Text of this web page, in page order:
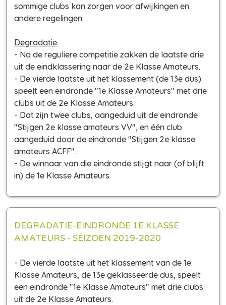
sommige clubs kan zorgen voor afwijkingen en
andere regelingen.
Degradatie.
- Na de reguliere competitie zakken de laatste drie
uit de eindklassering naar de 2e Klasse Amateurs.
- De vierde laatste uit het klassement (de 13e dus)
speelt een eindronde "1e Klasse Amateurs" met drie
clubs uit de 2e Klasse Amateurs.
- Dat zijn twee clubs, aangeduid uit de eindronde
"Stijgen 2e klasse amateurs VV", en één club
aangeduid door de eindronde "Stijgen 2e klasse
amateurs ACFF".
- De winnaar van die eindronde stijgt naar (of blijft
in) de 1e Klasse Amateurs.
DEGRADATIE-EINDRONDE 1E KLASSE
AMATEURS - SEIZOEN 2019-2020
- De vierde laatste uit het klassement van de 1e
Klasse Amateurs, de 13e geklasseerde dus, speelt
een eindronde "1e Klasse Amateurs" met drie clubs
uit de 2e Klasse Amateurs.